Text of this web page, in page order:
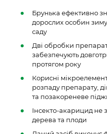
Брунька ефективно
дорослих особин
саду
Дві обробки
забезпечують
протягом року
Корисні
розпаду препарату,
та позакореневе
Інсекто-акарицид не
дерева та плоди